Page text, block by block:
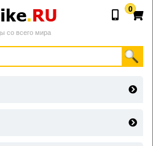
со всего мира
0